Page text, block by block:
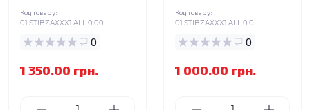
Код товару:
01.STIBZAXXX1.ALL.0.00
0
1 350.00 грн.
Код товару:
01.STIBZAXXX1.ALL.0.0
0
1 000.00 грн.